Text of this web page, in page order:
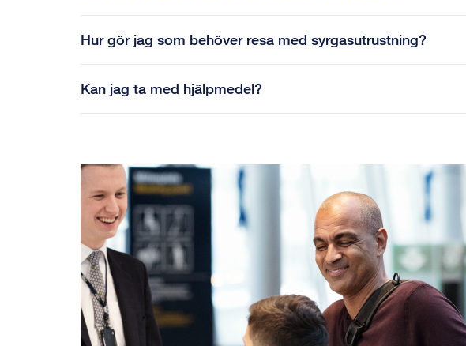
Hur gör jag som behöver resa med syrgasutrustning?
Kan jag ta med hjälpmedel?